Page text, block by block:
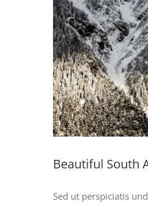
Beautiful South
Sed ut perspiciatis